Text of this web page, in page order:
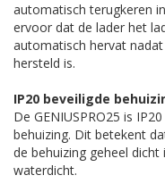
automatisch terugkeren
ervoor dat de lader het
automatisch hervat
hersteld is.
IP20 beveiligde
De GENIUSPRO25 is
behuizing. Dit betekent
de behuizing geheel
waterdicht.